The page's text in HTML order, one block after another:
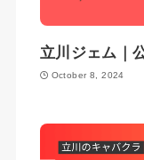
立川ジェム｜
October 8, 2024